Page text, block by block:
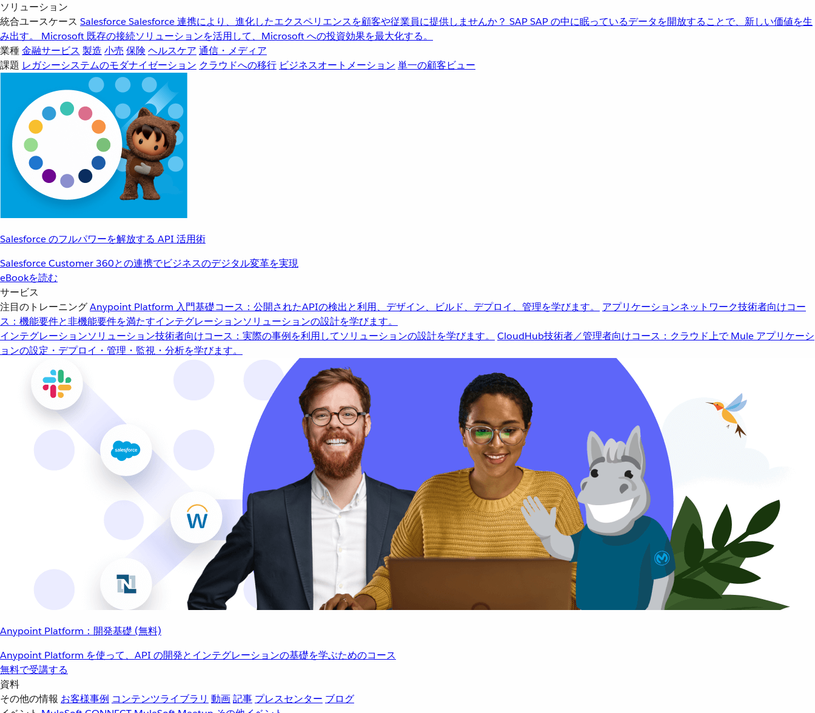
ソリューション
統合ユースケース SalesforceSalesforce 連携により、進化したエクスペリエンスを顧客や従業員に提供しませんか？ SAPSAP の中に眠っているデータを開放することで、新しい価値を生
み出す。
Microsoft 既存の接続ソリューションを活用して、Microsoft への投資効果を最大化する。
業種金融サービス 製造 小売 保険 ヘルスケア 通信・メディア
課題 レガシーシステムのモダナイゼーション クラウドへの移行 ビジネスオートメーション 単一の顧客ビュー
Salesforce のフルパワーを解放する API 活用術
Salesforce Customer 360との連携でビジネスのデジタル変革を実現
eBookを読む
サービス
注目のトレーニングAnypoint Platform 入門基礎コース：公開されたAPIの検出と利用、デザイン、ビルド、デプロイ、管理を学びます。 アプリケーションネットワーク技術者向けコー
ス：機能要件と非機能要件を満たすインテグレーションソリューションの設計を学びます。
インテグレーションソリューション技術者向けコース：実際の事例を利用してソリューションの設計を学びます。 CloudHub技術者／管理者向けコース：クラウド上で Mule アプリケーシ
ョンの設定・デプロイ・管理・監視・分析を学びます。
Anypoint Platform：開発基礎 (無料)
Anypoint Platform を使って、API の開発とインテグレーションの基礎を学ぶためのコース
無料で受講する
資料
その他の情報 お客様事例 コンテンツライブラリ 動画記事 プレスセンター ブログ